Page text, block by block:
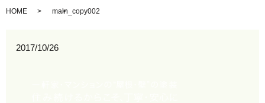
HOME main_copy002
2017/10/26